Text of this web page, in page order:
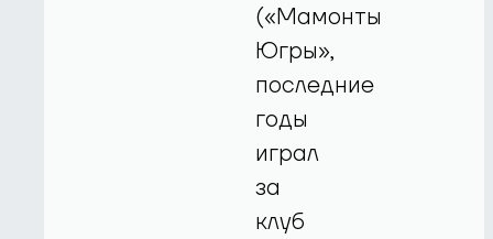
(«Мамонты
Югры»,
последние
годы
играл
за
клуб